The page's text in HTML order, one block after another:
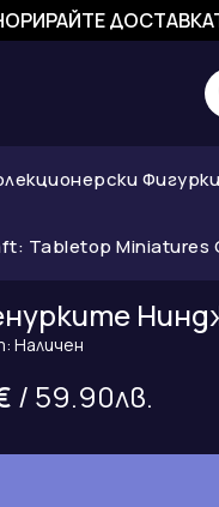
Фигурки
Tabletop Miniatures
Наличен
/ 59.90лв.